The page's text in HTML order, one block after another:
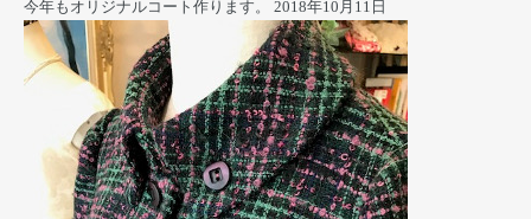
今年もオリジナルコート作ります。 2018年10月11日